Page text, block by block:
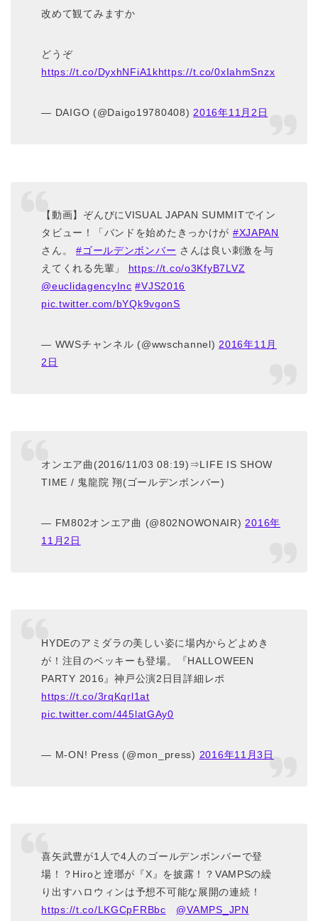
改めて観てみますか
どうぞ
https://t.co/DyxhNFiA1khttps://t.co/0xIahmSnzx
— DAIGO (@Daigo19780408)2016年11月2日
【動画】ぞんびにVISUAL JAPAN SUMMITでイン
タビュー！「バンドを始めたきっかけが #XJAPAN
さん。#ゴールデンボンバー さんは良い刺激を与
えてくれる先輩」 https://t.co/o3KfyB7LVZ
@euclidagencyInc #VJS2016
pic.twitter.com/bYQk9vgonS
— WWSチャンネル (@wwschannel) 2016年11月
2日
オンエア曲(2016/11/03 08:19)⇒LIFE IS SHOW
TIME / 鬼龍院 翔(ゴールデンボンバー)
— FM802オンエア曲 (@802NOWONAIR) 2016年
11月2日
HYDEのアミダラの美しい姿に場内からどよめき
が！注目のベッキーも登場。『HALLOWEEN
PARTY 2016』神戸公演2日目詳細レポ
https://t.co/3rqKqrl1at
pic.twitter.com/445latGAy0
— M-ON! Press (@mon_press) 2016年11月3日
喜矢武豊が1人で4人のゴールデンボンバーで登
場！？Hiroと逹瑯が『X』を披露！？VAMPSの繰
り出すハロウィンは予想不可能な展開の連続！
https://t.co/LKGCpFRBbc
@VAMPS_JPN